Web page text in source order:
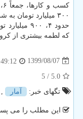
۳۰۰ میلیارد
که لطمه بیشتری از
1399/08/07
5.0
/ 5
تگهای خبر:
آمار ,
این مطلب را می